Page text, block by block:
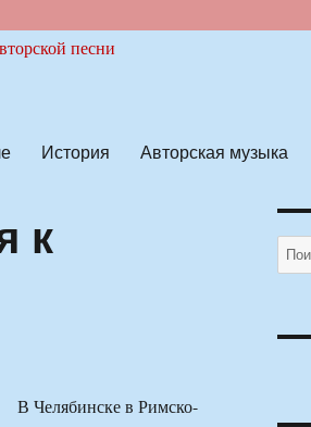
История Авторская музыка
к
В Челябинске в Римско-